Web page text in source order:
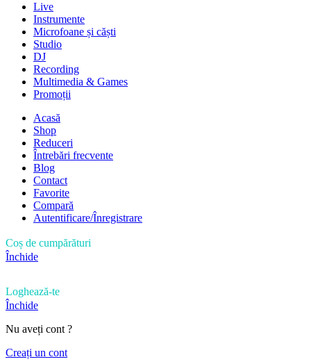
Live
Instrumente
Microfoane și căști
Studio
DJ
Recording
Multimedia & Games
Promoții
Acasă
Shop
Reduceri
Întrebări frecvente
Blog
Contact
Favorite
Compară
Autentificare/Înregistrare
Coș de cumpărături
Închide
Loghează-te
Închide
Nu aveți cont ?
Creați un cont